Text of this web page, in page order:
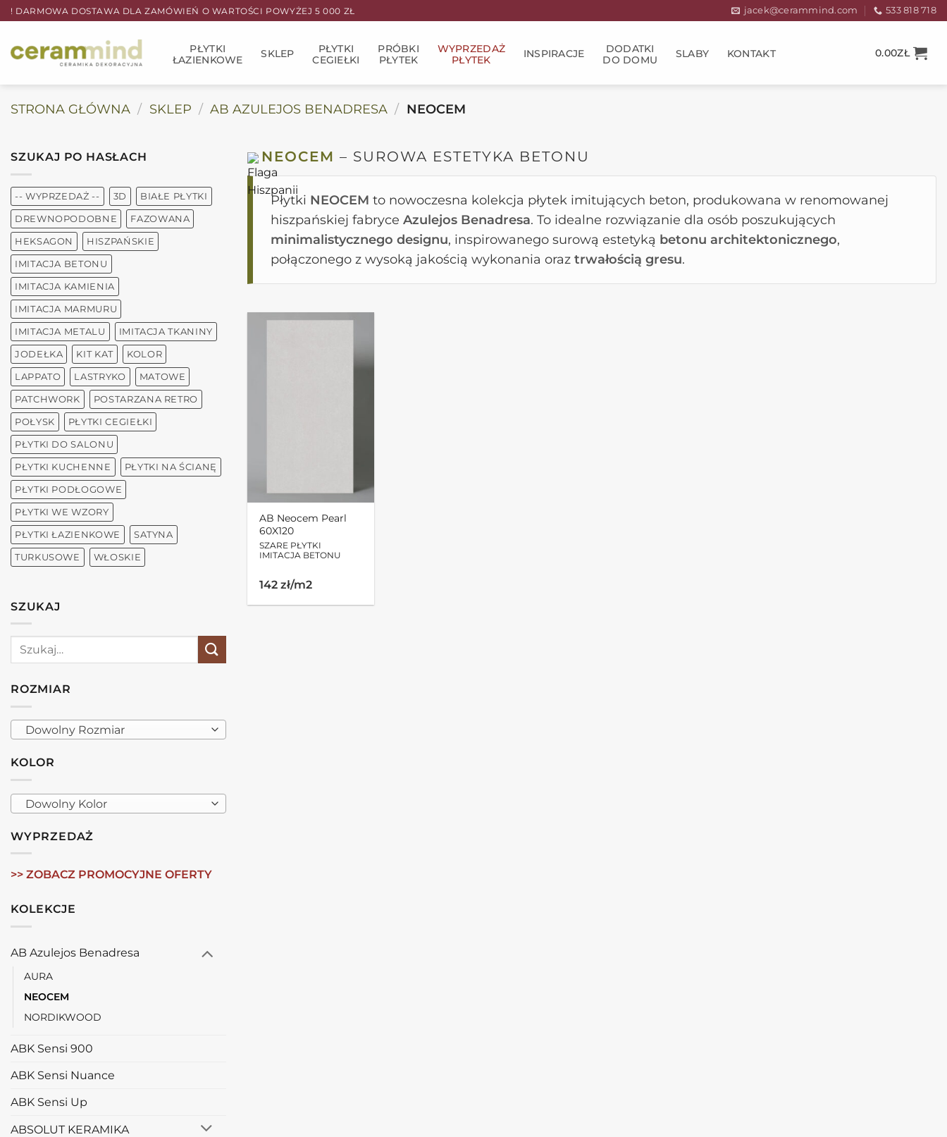
Przewiń
do
zawartości
! DARMOWA DOSTAWA DLA ZAMÓWIEŃ O WARTOŚCI POWYŻEJ 5 000 ZŁ jacek@cerammind.com 533 818 718
PŁYTKI
ŁAZIENKOWE
SKLEP
PŁYTKI
CEGIEŁKI
PRÓBKI
PŁYTEK
WYPRZEDAŻ
PŁYTEK
INSPIRACJE
DODATKI
DO DOMU
SLABY KONTAKT 0.00ZŁ
STRONA GŁÓWNA / SKLEP / AB AZULEJOS BENADRESA / NEOCEM
SZUKAJ PO HASŁACH
-- WYPRZEDAŻ -- 3D BIAŁE PŁYTKI
DREWNOPODOBNE FAZOWANA
HEKSAGON HISZPAŃSKIE
IMITACJA BETONU
IMITACJA KAMIENIA
IMITACJA MARMURU
IMITACJA METALU IMITACJA TKANINY
JODEŁKA KIT KAT KOLOR
LAPPATO LASTRYKO MATOWE
PATCHWORK POSTARZANA RETRO
POŁYSK PŁYTKI CEGIEŁKI
PŁYTKI DO SALONU
PŁYTKI KUCHENNE PŁYTKI NA ŚCIANĘ
PŁYTKI PODŁOGOWE
PŁYTKI WE WZORY
PŁYTKI ŁAZIENKOWE SATYNA
TURKUSOWE WŁOSKIE
SZUKAJ
Szukaj:
ROZMIAR
Dowolny Rozmiar
KOLOR
Dowolny Kolor
WYPRZEDAŻ
>> ZOBACZ PROMOCYJNE OFERTY
KOLEKCJE
AB Azulejos Benadresa
AURA
NEOCEM
NORDIKWOOD
ABK Sensi 900
ABK Sensi Nuance
ABK Sensi Up
ABSOLUT KERAMIKA
NEOCEM – SUROWA ESTETYKA BETONU
Płytki NEOCEM to nowoczesna kolekcja płytek imitujących beton, produkowana w renomowanej
hiszpańskiej fabryce Azulejos Benadresa. To idealne rozwiązanie dla osób poszukujących
minimalistycznego designu, inspirowanego surową estetyką betonu architektonicznego,
połączonego z wysoką jakością wykonania oraz trwałością gresu.
AB Neocem Pearl
60X120
SZARE PŁYTKI
IMITACJA BETONU
142 zł/m2